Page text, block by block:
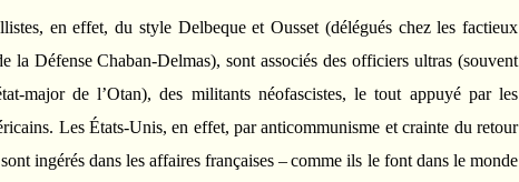
en effet, du style Delbeque et Ousset (délégués chez les factieux
la Défense Chaban-Delmas), sont associés des officiers ultras (souvent
major de l’Otan), des militants néofascistes, le tout appuyé par les
Les États-Unis, en effet, par anticommunisme et crainte du retour
ingérés dans les affaires françaises – comme ils le font dans le monde